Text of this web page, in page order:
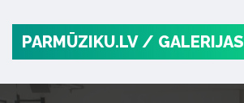
PARMŪZIKU.LV / GALERIJAS